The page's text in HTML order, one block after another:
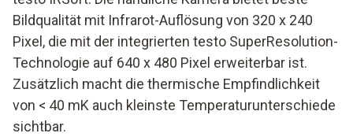
Bildqualität mit Infrarot-Auflösung von 320 x 240
Pixel, die mit der integrierten testo SuperResolution-
Technologie auf 640 x 480 Pixel erweiterbar ist.
Zusätzlich macht die thermische Empfindlichkeit
von < 40 mK auch kleinste Temperaturunterschiede
sichtbar.